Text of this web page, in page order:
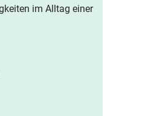
im Alltag einer